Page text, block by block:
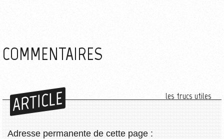
COMMENTAIRES
ARTICLE les trucs utiles
Adresse permanente de cette page :